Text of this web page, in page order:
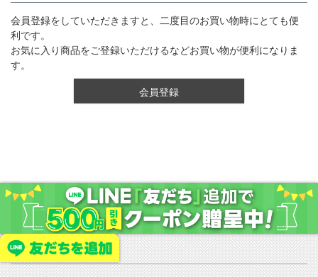
会員登録をしていただきますと、二度目のお買い物時にとても便
利です。
お気に入り商品をご登録いただけるなどお買い物が便利になりま
す。
会員登録
送料について